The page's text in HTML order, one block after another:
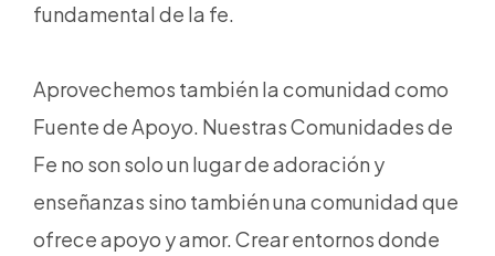
fundamental de la fe.
Aprovechemos también la comunidad como
Fuente de Apoyo. Nuestras Comunidades de
Fe no son solo un lugar de adoración y
enseñanzas sino también una comunidad que
ofrece apoyo y amor. Crear entornos donde